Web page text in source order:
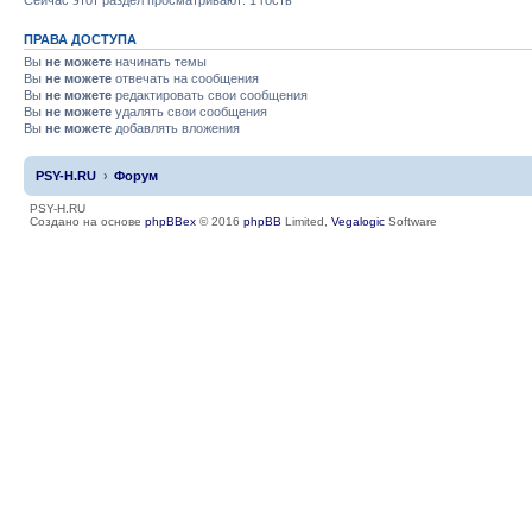
ПРАВА ДОСТУПА
Вы не можете начинать темы
Вы не можете отвечать на сообщения
Вы не можете редактировать свои сообщения
Вы не можете удалять свои сообщения
Вы не можете добавлять вложения
PSY-H.RU Форум
PSY-H.RU
Создано на основе phpBBex © 2016 phpBB Limited, Vegalogic Software